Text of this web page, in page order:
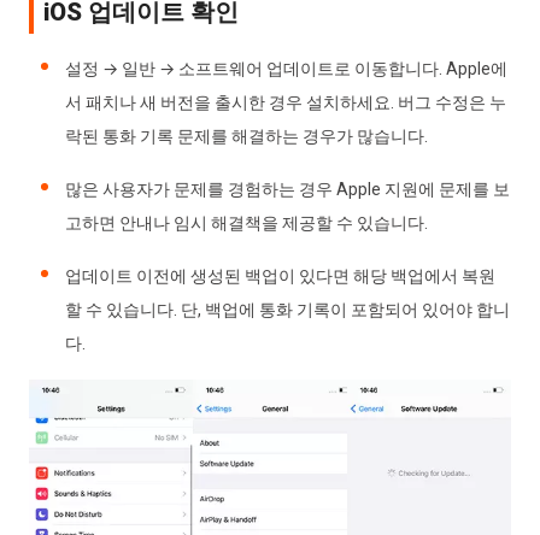
iOS 업데이트 확인
설정 → 일반 → 소프트웨어 업데이트로 이동합니다. Apple에
서 패치나 새 버전을 출시한 경우 설치하세요. 버그 수정은 누
락된 통화 기록 문제를 해결하는 경우가 많습니다.
많은 사용자가 문제를 경험하는 경우 Apple 지원에 문제를 보
고하면 안내나 임시 해결책을 제공할 수 있습니다.
업데이트 이전에 생성된 백업이 있다면 해당 백업에서 복원
할 수 있습니다. 단, 백업에 통화 기록이 포함되어 있어야 합니
다.